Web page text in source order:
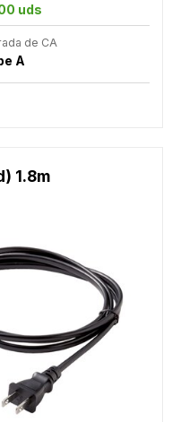
uds
de CA
A
1.8m